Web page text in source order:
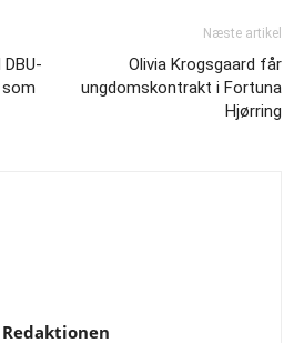
Næste artikel
Olivia Krogsgaard får
ungdomskontrakt i Fortuna
Hjørring
Redaktionen